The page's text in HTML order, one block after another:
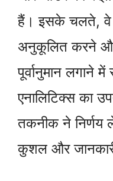
हैं। इसके चलते, वे
अनुकूलित करने
पूर्वानुमान लगाने
एनालिटिक्स का
तकनीक ने निर्णय
कुशल और